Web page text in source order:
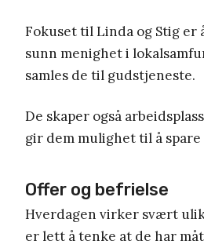
Fokuset til Linda og Stig er
sunn menighet i
samles de til gudstjeneste.
De skaper også
gir dem mulighet til å
Offer og befrielse
Hverdagen virker svært
er lett å tenke at de har